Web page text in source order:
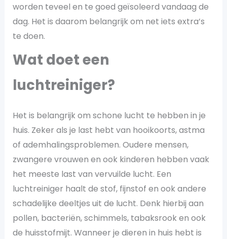
worden teveel en te goed geïsoleerd vandaag de
dag. Het is daarom belangrijk om net iets extra’s
te doen.
Wat doet een
luchtreiniger?
Het is belangrijk om schone lucht te hebben in je
huis. Zeker als je last hebt van hooikoorts, astma
of ademhalingsproblemen. Oudere mensen,
zwangere vrouwen en ook kinderen hebben vaak
het meeste last van vervuilde lucht. Een
luchtreiniger haalt de stof, fijnstof en ook andere
schadelijke deeltjes uit de lucht. Denk hierbij aan
pollen, bacteriën, schimmels, tabaksrook en ook
de huisstofmijt. Wanneer je dieren in huis hebt is